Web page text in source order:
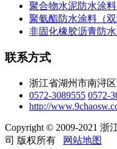
聚合物水泥防水涂料
聚氨酯防水涂料（双
非固化橡胶沥青防
联系方式
浙江省湖州市南浔
0572-3089555 0572-
http://
Copyright © 2009-2021 浙
司 版权所有
网站地图